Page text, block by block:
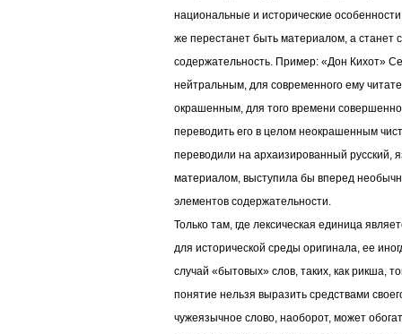
национальные и исторические
же перестанет быть материалом, а станет
содержательность. Пример: «Дон Кихот»
нейтральным, для современного ему
окрашенным, для того времени
переводить его в целом неокрашенным
переводили на архаизированный русский,
материалом, выступила бы вперед
элементов содержательности.
Только там, где лексическая единица
для исторической среды оригинала, ее
случай «бытовых» слов, таких, как рикша,
понятие нельзя выразить средствами
чужеязычное слово, наоборот, может